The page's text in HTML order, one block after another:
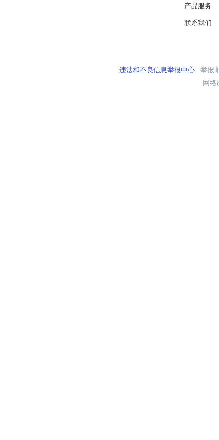
产品服务
联系我们
违法和不良信息举报中心举报
网